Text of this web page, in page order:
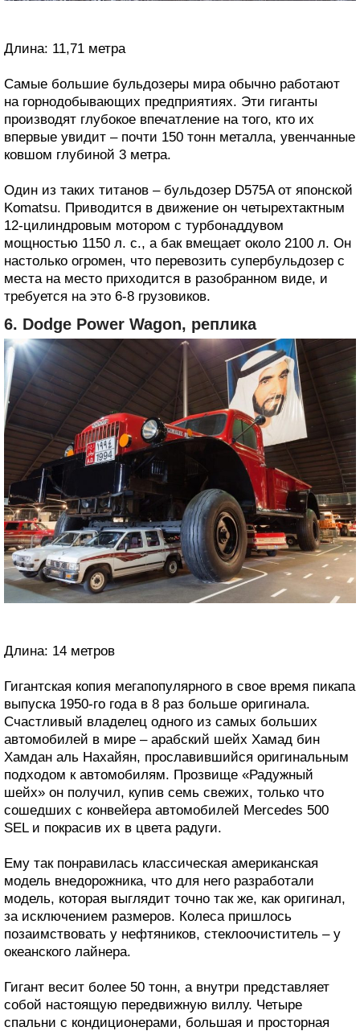
Длина: 11,71 метра
Самые большие бульдозеры мира обычно работают
на горнодобывающих предприятиях. Эти гиганты
производят глубокое впечатление на того, кто их
впервые увидит – почти 150 тонн металла, увенчанные
ковшом глубиной 3 метра.
Один из таких титанов – бульдозер D575A от японской
Komatsu. Приводится в движение он четырехтактным
12-цилиндровым мотором с турбонаддувом
мощностью 1150 л. с., а бак вмещает около 2100 л. Он
настолько огромен, что перевозить супербульдозер с
места на место приходится в разобранном виде, и
требуется на это 6-8 грузовиков.
6. Dodge Power Wagon, реплика
Длина: 14 метров
Гигантская копия мегапопулярного в свое время пикапа
выпуска 1950-го года в 8 раз больше оригинала.
Счастливый владелец одного из самых больших
автомобилей в мире – арабский шейх Хамад бин
Хамдан аль Нахайян, прославившийся оригинальным
подходом к автомобилям. Прозвище «Радужный
шейх» он получил, купив семь свежих, только что
сошедших с конвейера автомобилей Mercedes 500
SEL и покрасив их в цвета радуги.
Ему так понравилась классическая американская
модель внедорожника, что для него разработали
модель, которая выглядит точно так же, как оригинал,
за исключением размеров. Колеса пришлось
позаимствовать у нефтяников, стеклоочиститель – у
океанского лайнера.
Гигант весит более 50 тонн, а внутри представляет
собой настоящую передвижную виллу. Четыре
спальни с кондиционерами, большая и просторная